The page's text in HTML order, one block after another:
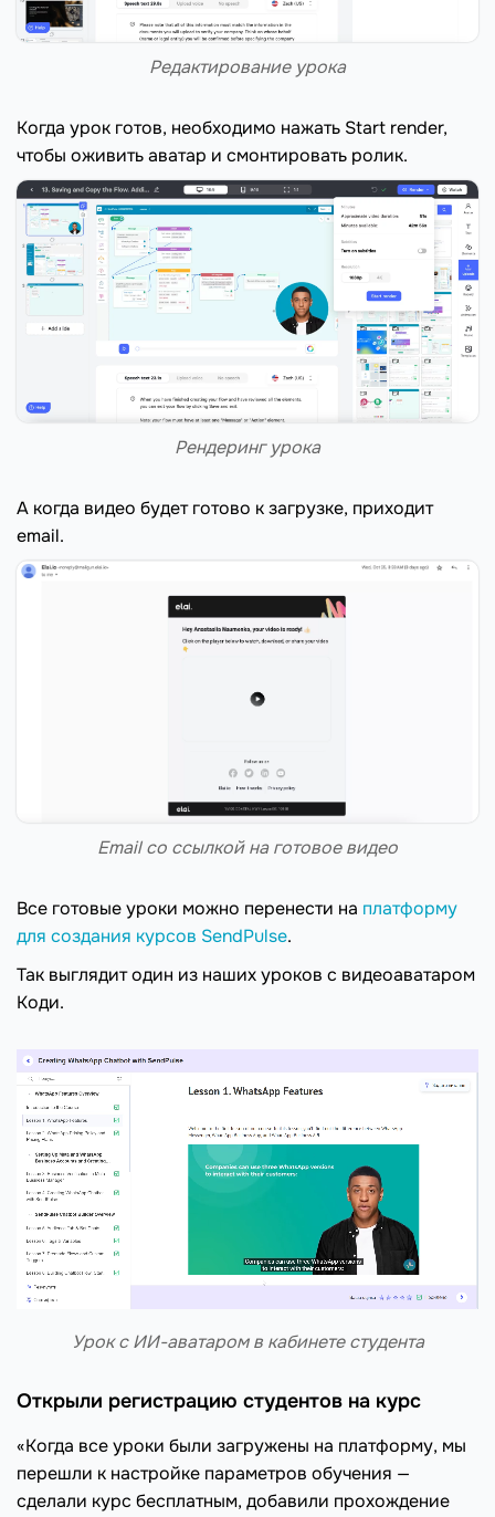
Редактирование урока
Когда урок готов, необходимо нажать Start render,
чтобы оживить аватар и смонтировать ролик.
Рендеринг урока
А когда видео будет готово к загрузке, приходит
email.
Email со ссылкой на готовое видео
Все готовые уроки можно перенести на платформу
для создания курсов SendPulse.
Так выглядит один из наших уроков с видеоаватаром
Коди.
Урок с ИИ-аватаром в кабинете студента
Открыли регистрацию студентов на курс
«Когда все уроки были загружены на платформу, мы
перешли к настройке параметров обучения —
сделали курс бесплатным, добавили прохождение